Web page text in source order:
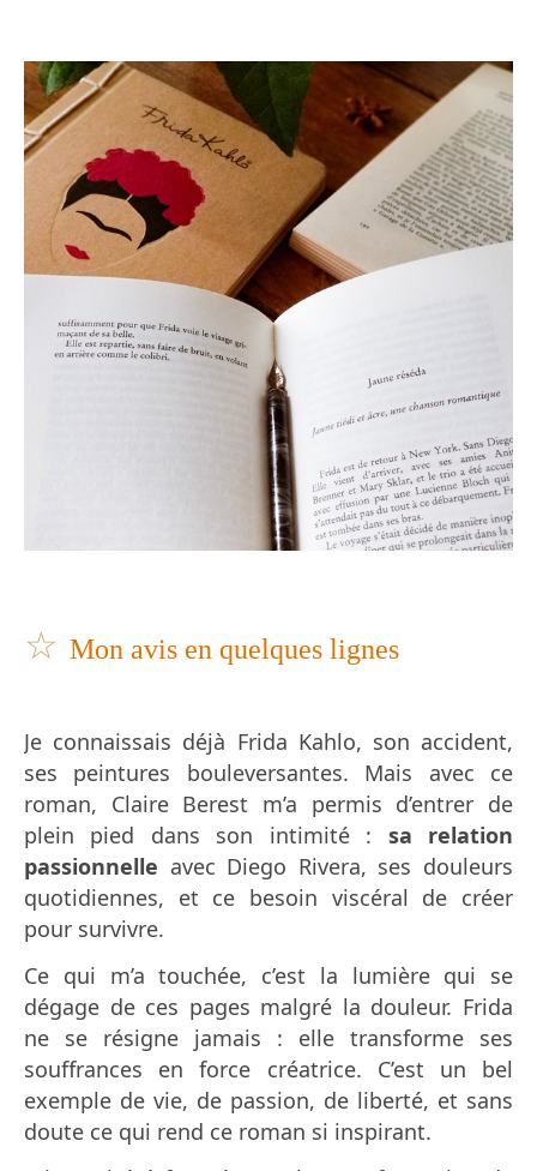
☆ Mon avis en quelques lignes
Je connaissais déjà Frida Kahlo, son accident,
ses peintures bouleversantes. Mais avec ce
roman, Claire Berest m’a permis d’entrer de
plein pied dans son intimité : sa relation
passionnelle avec Diego Rivera, ses douleurs
quotidiennes, et ce besoin viscéral de créer
pour survivre.
Ce qui m’a touchée, c’est la lumière qui se
dégage de ces pages malgré la douleur. Frida
ne se résigne jamais : elle transforme ses
souffrances en force créatrice. C’est un bel
exemple de vie, de passion, de liberté, et sans
doute ce qui rend ce roman si inspirant.